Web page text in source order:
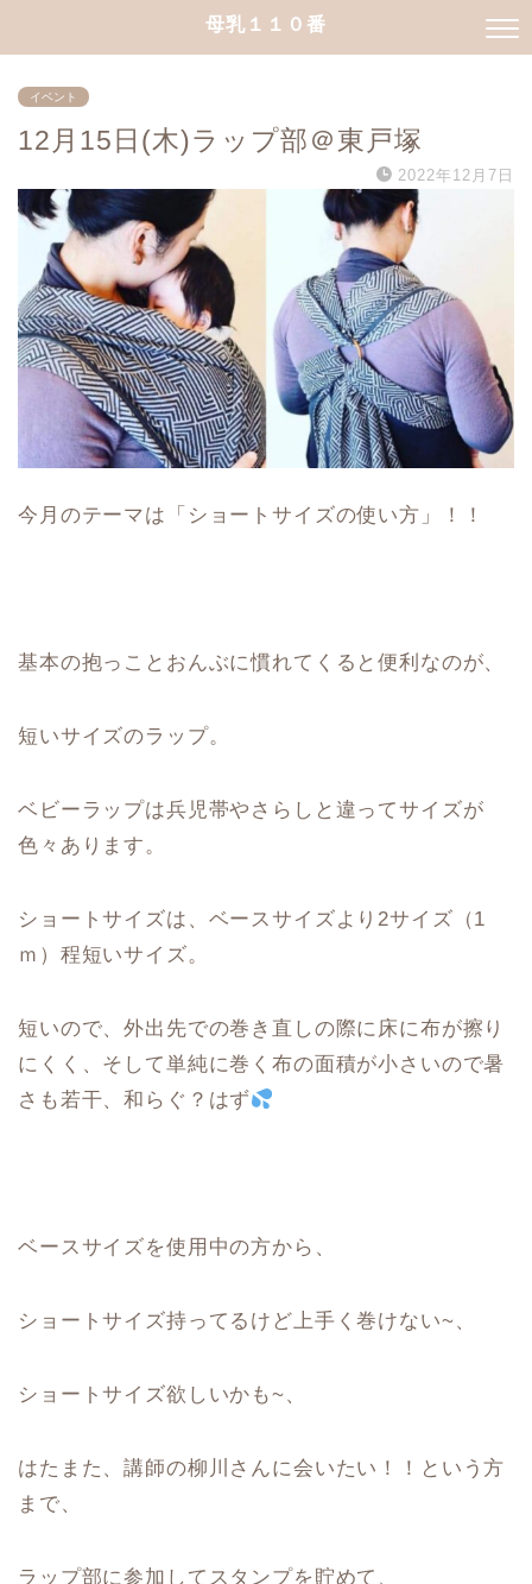
母乳１１０番
イベント
12月15日(木)ラップ部＠東戸塚
2022年12月7日
今月のテーマは「ショートサイズの使い方」！！
基本の抱っことおんぶに慣れてくると便利なのが、
短いサイズのラップ。
ベビーラップは兵児帯やさらしと違ってサイズが
色々あります。
ショートサイズは、ベースサイズより2サイズ（1
ｍ）程短いサイズ。
短いので、外出先での巻き直しの際に床に布が擦り
にくく、そして単純に巻く布の面積が小さいので暑
さも若干、和らぐ？はず
ベースサイズを使用中の方から、
ショートサイズ持ってるけど上手く巻けない~、
ショートサイズ欲しいかも~、
はたまた、講師の柳川さんに会いたい！！という方
まで、
ラップ部に参加してスタンプを貯めて、